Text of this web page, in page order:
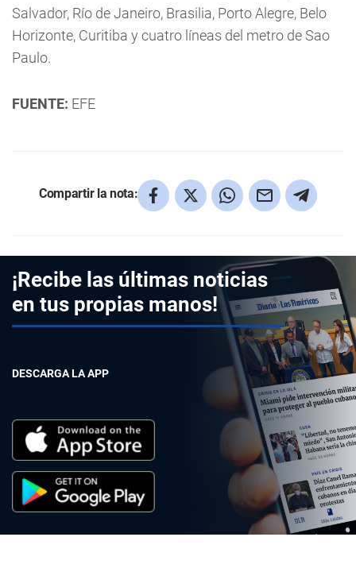
Salvador, Río de Janeiro, Brasilia, Porto Alegre, Belo
Horizonte, Curitiba y cuatro líneas del metro de Sao
Paulo.
FUENTE: EFE
Compartir la nota:
¡Recibe las últimas noticias
en tus propias manos!
DESCARGA LA APP